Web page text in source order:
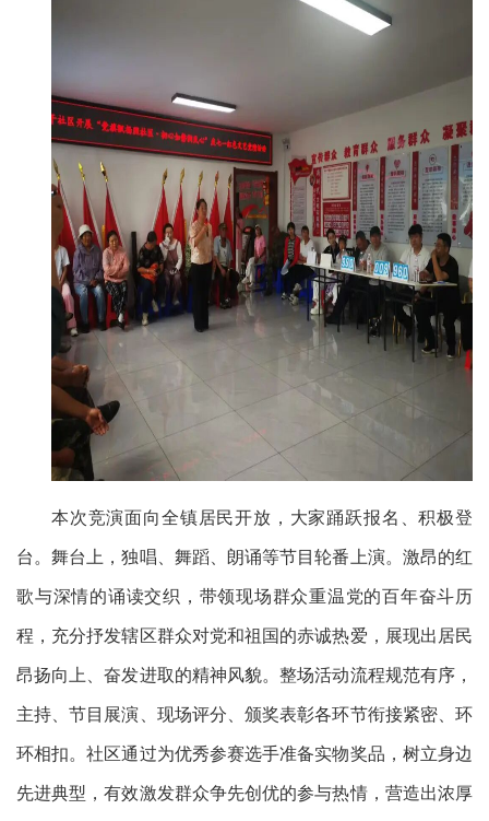
本次竞演面向全镇居民开放，大家踊跃报名、积极登
台。舞台上，独唱、舞蹈、朗诵等节目轮番上演。激昂的红
歌与深情的诵读交织，带领现场群众重温党的百年奋斗历
程，充分抒发辖区群众对党和祖国的赤诚热爱，展现出居民
昂扬向上、奋发进取的精神风貌。整场活动流程规范有序，
主持、节目展演、现场评分、颁奖表彰各环节衔接紧密、环
环相扣。社区通过为优秀参赛选手准备实物奖品，树立身边
先进典型，有效激发群众争先创优的参与热情，营造出浓厚